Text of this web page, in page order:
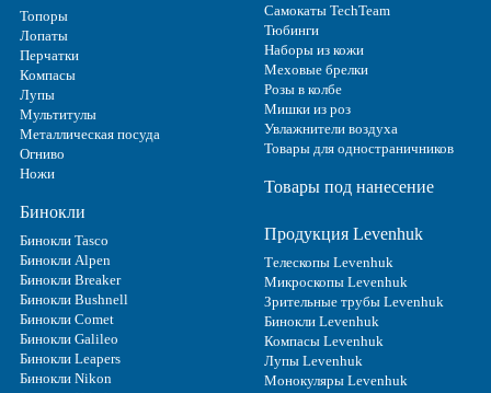
Топоры
Лопаты
Перчатки
Компасы
Лупы
Мультитулы
Металлическая посуда
Огниво
Ножи
Бинокли
Бинокли Tasco
Бинокли Alpen
Бинокли Breaker
Бинокли Bushnell
Бинокли Comet
Бинокли Galileo
Бинокли Leapers
Бинокли Nikon
Самокаты TechTeam
Тюбинги
Наборы из кожи
Меховые брелки
Розы в колбе
Мишки из роз
Увлажнители воздуха
Товары для одностраничников
Товары под нанесение
Продукция Levenhuk
Телескопы Levenhuk
Микроскопы Levenhuk
Зрительные трубы Levenhuk
Бинокли Levenhuk
Компасы Levenhuk
Лупы Levenhuk
Монокуляры Levenhuk